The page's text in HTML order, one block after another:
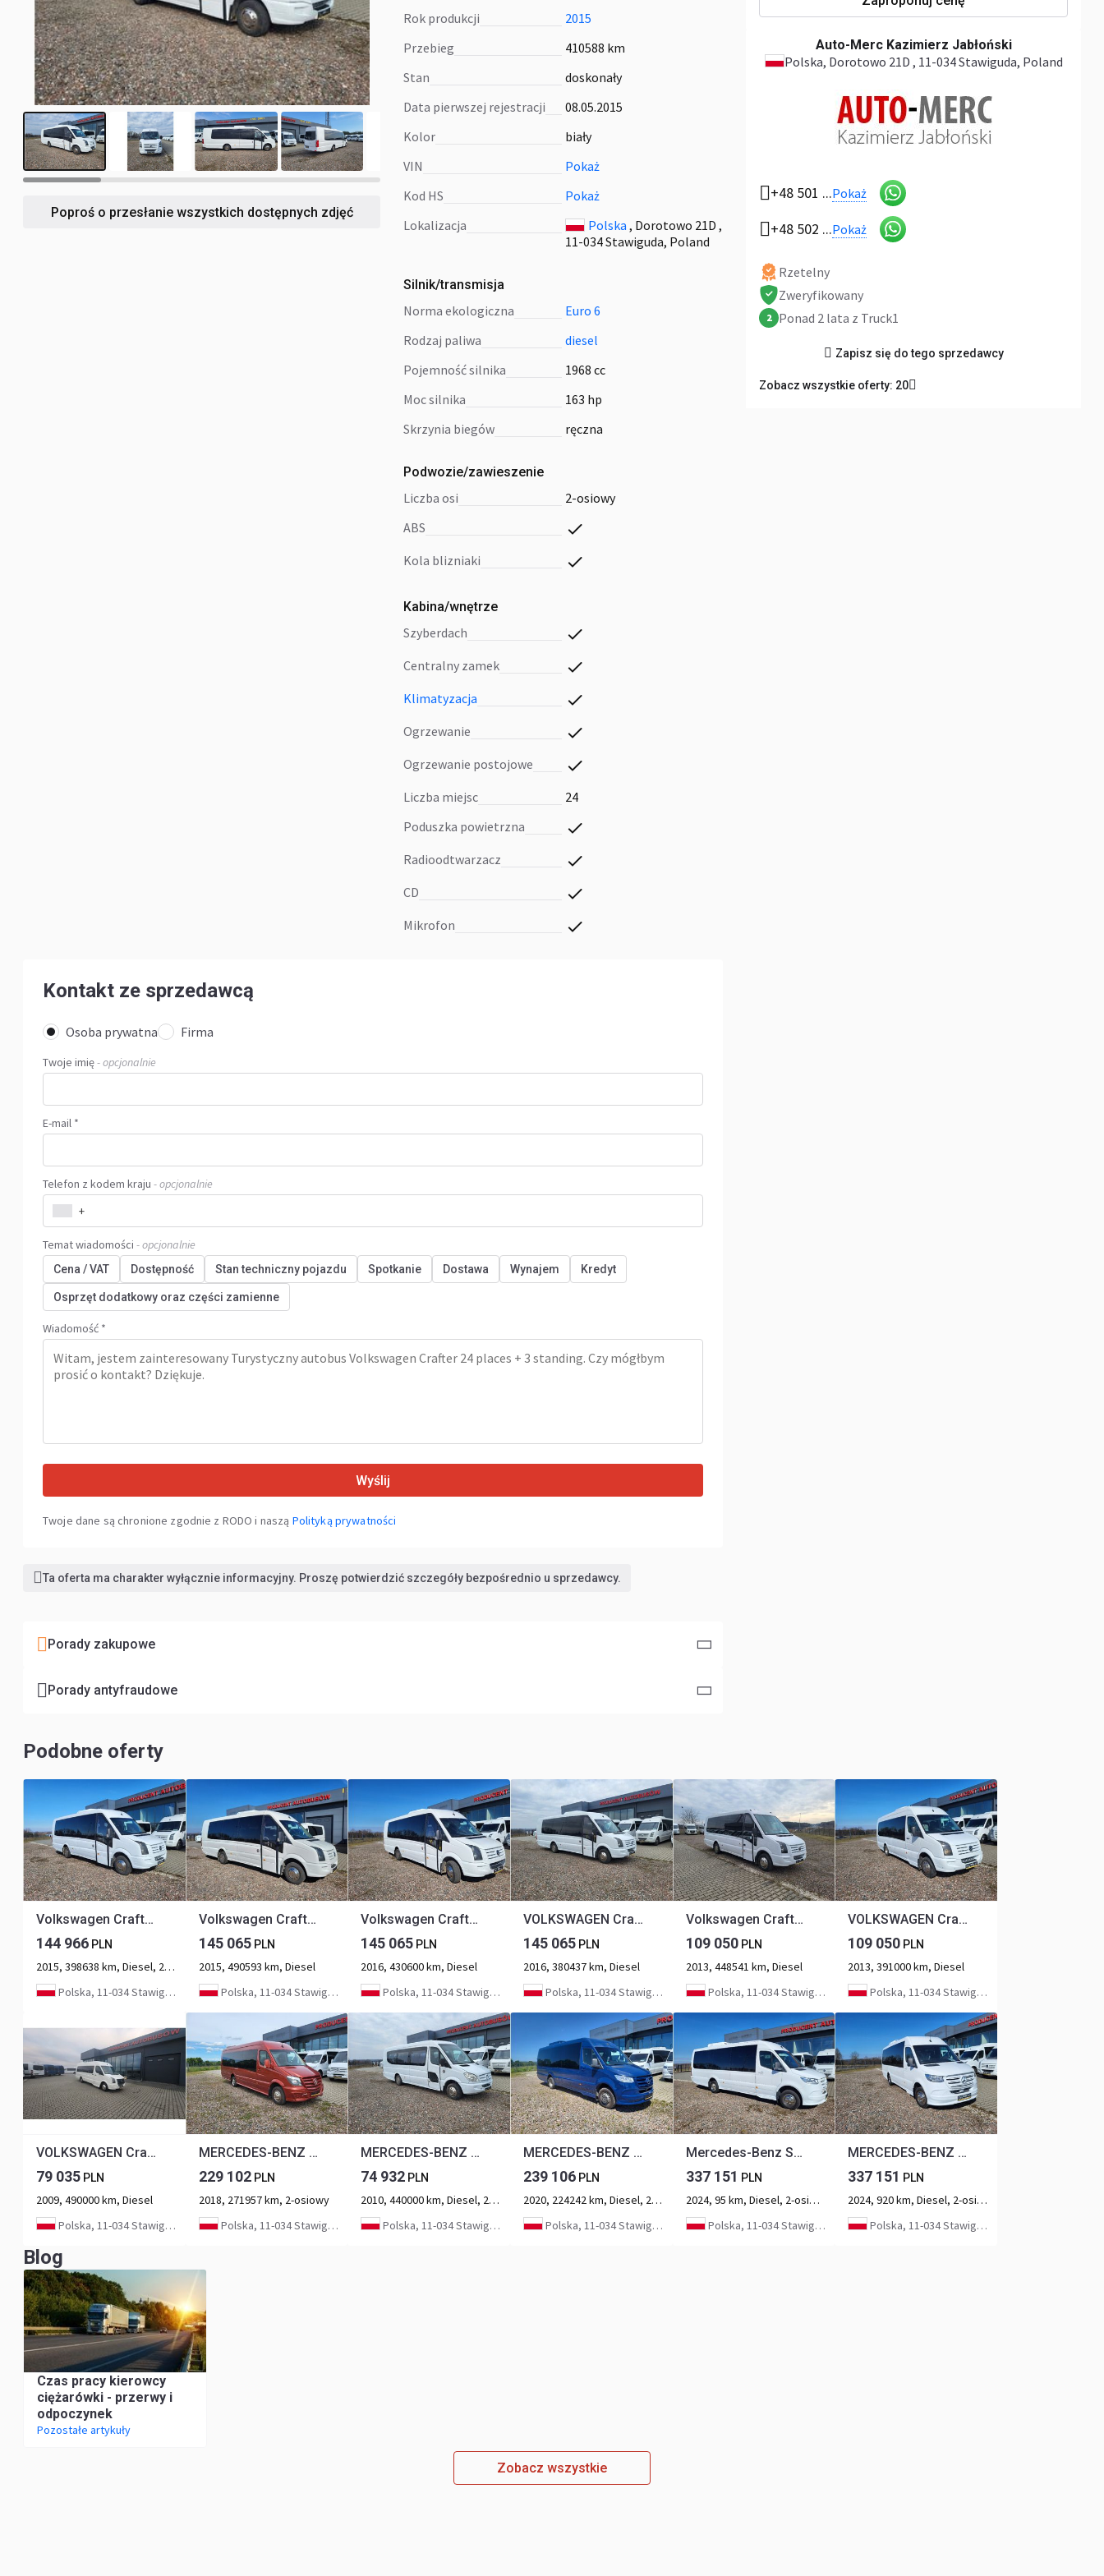
17
Poproś o przesłanie wszystkich dostępnych zdjęć
Rok produkcji
2015
Przebieg
410588 km
Stan
doskonały
Data pierwszej rejestracji
08.05.2015
Kolor
biały
VIN
Pokaż
Kod HS
Pokaż
Lokalizacja
Polska , Dorotowo 21D ,
11-034 Stawiguda, Poland
Silnik/transmisja
norma ekologiczna
Euro 6
rodzaj paliwa
diesel
pojemność silnika
1968 cc
moc silnika
163 hp
skrzynia biegów
ręczna
Podwozie/zawieszenie
liczba osi
2-osiowy
ABS
kola blizniaki
Kabina/wnętrze
szyberdach
centralny zamek
klimatyzacja
ogrzewanie
ogrzewanie postojowe
liczba miejsc
24
poduszka powietrzna
radioodtwarzacz
CD
mikrofon
Kontakt ze sprzedawcą
Osoba prywatna Firma
Twoje imię- opcjonalnie
E-mail *
Telefon z kodem kraju - opcjonalnie
+
Temat wiadomości - opcjonalnie
Cena / VAT Dostępność Stan techniczny pojazdu Spotkanie Dostawa Wynajem Kredyt
Osprzęt dodatkowy oraz części zamienne
Wiadomość *
Wyślij
Twoje dane są chronione zgodnie z RODO i naszą Polityką prywatności
Ta oferta ma charakter wyłącznie informacyjny. Proszę potwierdzić szczegóły bezpośrednio u sprzedawcy.
Porady zakupowe
Porady antyfraudowe
Auto-Merc Kazimierz Jabłoński
Polska, Dorotowo 21D , 11-034 Stawiguda, Poland
+48 501 ...Pokaż
+48 502 ...Pokaż
Rzetelny
Zweryfikowany
2 Ponad 2 lata z Truck1
Zapisz się do tego sprzedawcy
Zobacz wszystkie oferty: 20
Podobne oferty
Volkswagen Crafter - 24 places + 3 standing
144 966 PLN
2015, 398638 km, Diesel, 2-osiowy
Polska, 11-034 Stawiguda
Volkswagen Crafter - 24 places + 3 standing
145 065PLN
2015, 490593 km, Diesel
Polska, 11-034 Stawiguda
Volkswagen Crafter - 24 places + 3 standing
145 065 PLN
2016, 430600 km, Diesel
Polska, 11-034 Stawiguda
VOLKSWAGEN Crafter - 24 places + 3 standing
145 065PLN
2016, 380437 km, Diesel
Polska, 11-034 Stawiguda
Volkswagen Crafter - 24 places + 3 standing
109 050PLN
2013, 448541 km, Diesel
Polska, 11-034 Stawiguda
VOLKSWAGEN Crafter - 24 places
109 050 PLN
2013, 391000 km, Diesel
Polska, 11-034 Stawiguda
VOLKSWAGEN Crafter - 24 places
79 035 PLN
2009, 490000 km, Diesel
Polska, 11-034 Stawiguda
MERCEDES-BENZ Sprinter 519 CDI - 24 places + 3 standing
229 102PLN
2018, 271957 km, 2-osiowy
Polska, 11-034 Stawiguda
MERCEDES-BENZ Sprinter 518 CDI - 24 places + 3 standing
74 932 PLN
2010, 440000 km, Diesel, 2-osiowy
Polska, 11-034 Stawiguda
MERCEDES-BENZ Sprinter 516 CDI - 24 places + 4 standing
239 106PLN
2020, 224242 km, Diesel, 2-osiowy
Polska, 11-034 Stawiguda
Mercedes-Benz Sprinter 517 CDI NEW - 24 places + 3 standing
337 151 PLN
2024, 95 km, Diesel, 2-osiowy
Polska, 11-034 Stawiguda
MERCEDES-BENZ Sprinter 517 CDI NEW - 24 places + 3 standing
337 151 PLN
2024, 920 km, Diesel, 2-osiowy
Polska, 11-034 Stawiguda
Blog
Czas pracy kierowcy
ciężarówki - przerwy i
odpoczynek
Pozostałe artykuły
Zobacz wszystkie